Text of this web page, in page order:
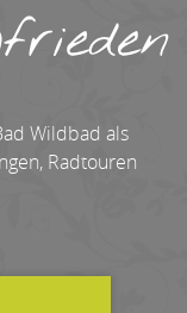
Wildbad als
Radtouren